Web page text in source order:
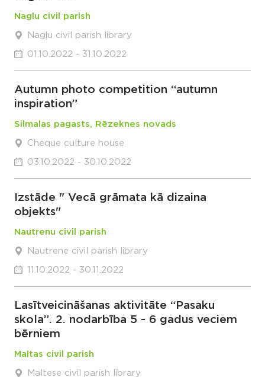
Naglu civil parish
Nagļu civil parish library
01.10.2022 - 31.10.2022
Autumn photo competition “autumn
inspiration”
Silmalas pagasts, Rēzeknes novads
Cheque culture house
03.10.2022 - 30.10.2022
Izstāde " Vecā grāmata kā dizaina
objekts"
Nautrenu civil parish
Nautrene civil parish library
11.10.2022 - 30.11.2022
Lasītveicināšanas aktivitāte “Pasaku
skola”. 2. nodarbība 5 - 6 gadus veciem
bērniem
Maltas civil parish
Maltese civil parish library